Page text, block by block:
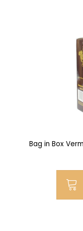
Bag in Box